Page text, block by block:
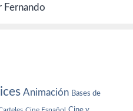
Fernando
Animación Bases de